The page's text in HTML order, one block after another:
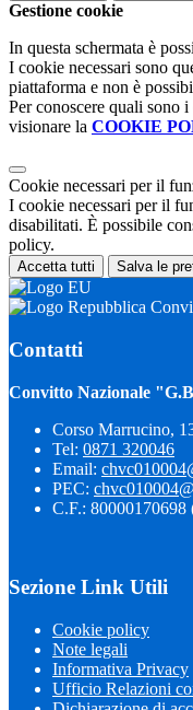
Gestione cookie
In questa schermata è
I cookie necessari sono
piattaforma e non è
Per conoscere quali sono
visionare la COOKIE
Cookie necessari per il
I cookie necessari per il
disabilitati. È possibile
policy.
Accetta tutti Salva le
Contatti
Convitto Nazionale
Corso Marrucino,
Tel: 0871 320046
Email:
PEC:
C.F.: 80000170698
Sezione Link Utili
Cookie policy
Note legali
Informativa Privacy
Ufficio Relazioni